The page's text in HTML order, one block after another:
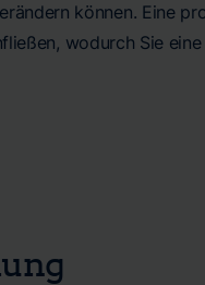
können. Eine
wodurch Sie